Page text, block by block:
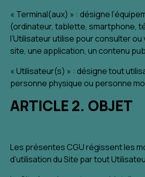
« Terminal(aux) » : désigne
(ordinateur, tablette, smartphone,
l’Utilisateur utilise pour consulter ou
site, une application, un contenu
« Utilisateur(s) » : désigne tout
personne physique ou personne
ARTICLE 2. OBJET
Les présentes CGU régissent les
d’utilisation du Site par tout